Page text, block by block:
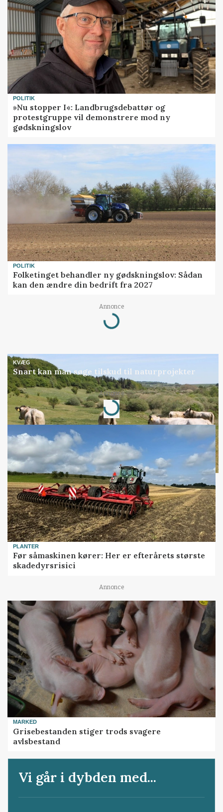
POLITIK
»Nu stopper I«: Landbrugsdebattør og
protestgruppe vil demonstrere mod ny
gødskningslov
POLITIK
Folketinget behandler ny gødskningslov: Sådan
kan den ændre din bedrift fra 2027
Annonce
Loading...
KVÆG
Snart kan man søge tilskud til naturprojekter
Annonce
Loading...
PLANTER
Før såmaskinen kører: Her er efterårets største
skadedyrsrisici
Annonce
MARKED
Grisebestanden stiger trods svagere
avlsbestand
Vi går i dybden med...